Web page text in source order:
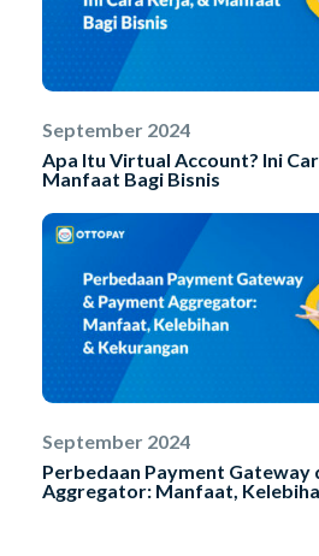
September 2024
Apa Itu Virtual Account? Ini
Manfaat Bagi Bisnis
September 2024
Perbedaan Payment Gateway
Aggregator: Manfaat,